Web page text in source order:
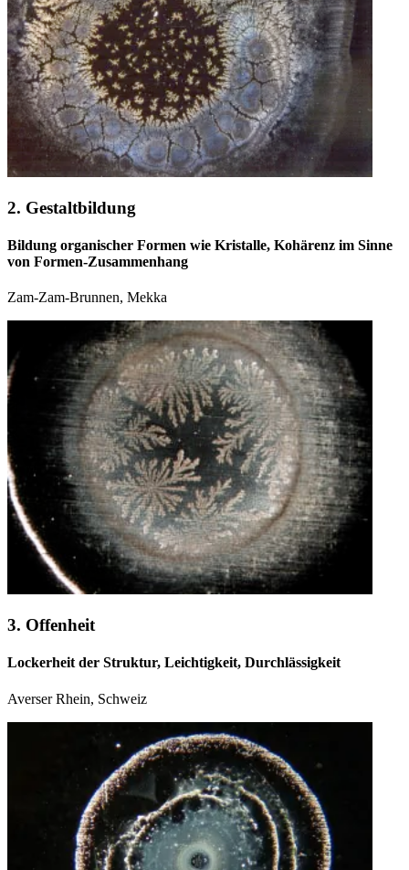
2. Gestaltbildung
Bildung organischer Formen wie Kristalle, Kohärenz im Sinne
von Formen-Zusammenhang
Zam-Zam-Brunnen, Mekka
3. Offenheit
Lockerheit der Struktur, Leichtigkeit, Durchlässigkeit
Averser Rhein, Schweiz